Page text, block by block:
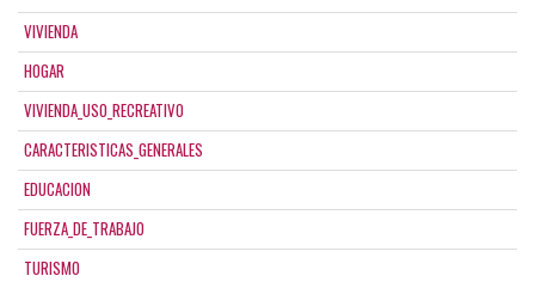
VIVIENDA
HOGAR
VIVIENDA_USO_RECREATIVO
CARACTERISTICAS_GENERALES
EDUCACION
FUERZA_DE_TRABAJO
TURISMO